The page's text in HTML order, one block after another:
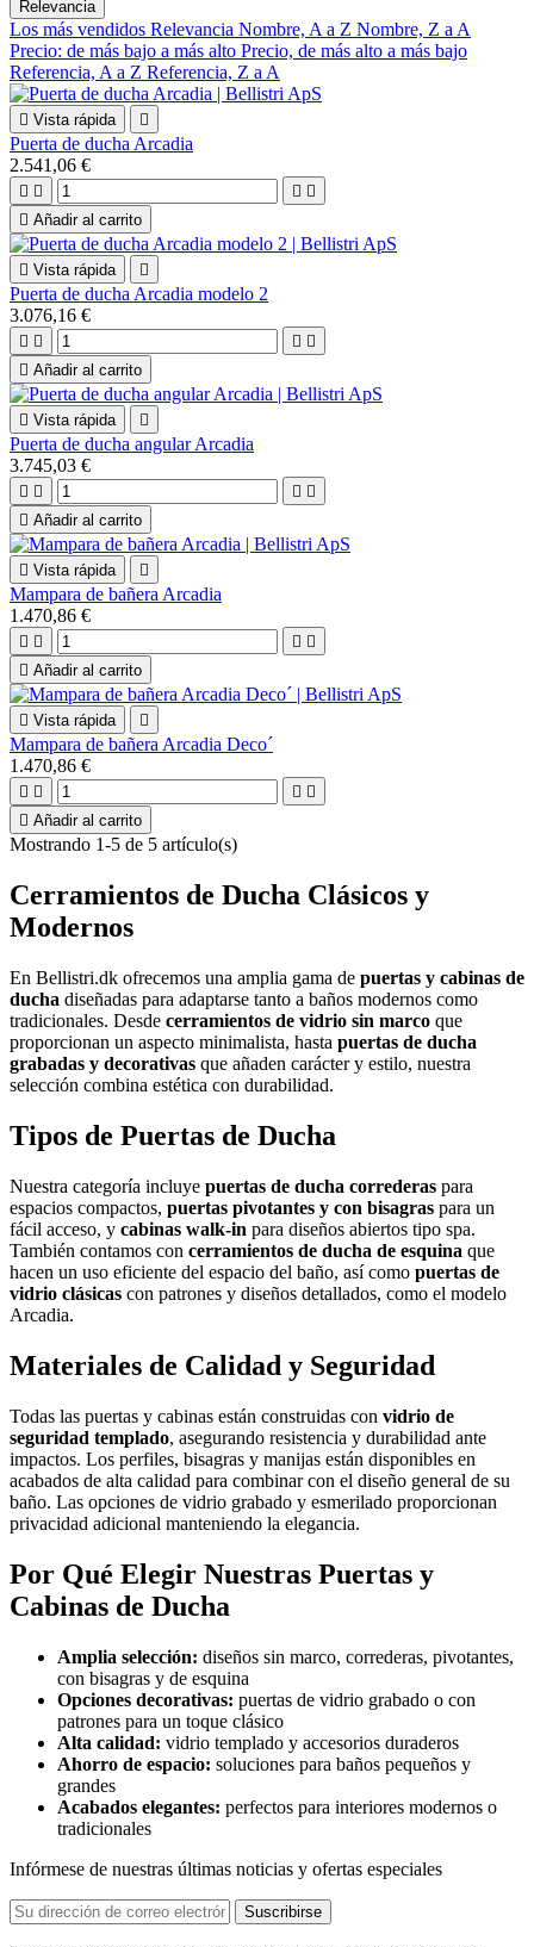
Relevancia
Los más vendidos Relevancia Nombre, A a Z Nombre, Z a A
Precio: de más bajo a más alto Precio, de más alto a más bajo
Referencia, A a Z Referencia, Z a A
 Vista rápida 
Puerta de ducha Arcadia
2.541,06 €
   
 Añadir al carrito
 Vista rápida 
Puerta de ducha Arcadia modelo 2
3.076,16 €
   
 Añadir al carrito
 Vista rápida 
Puerta de ducha angular Arcadia
3.745,03 €
   
 Añadir al carrito
 Vista rápida 
Mampara de bañera Arcadia
1.470,86 €
   
 Añadir al carrito
 Vista rápida 
Mampara de bañera Arcadia Deco´
1.470,86 €
   
 Añadir al carrito
Mostrando 1-5 de 5 artículo(s)
Cerramientos de Ducha Clásicos y
Modernos
En Bellistri.dk ofrecemos una amplia gama de puertas y cabinas de
ducha diseñadas para adaptarse tanto a baños modernos como
tradicionales. Desde cerramientos de vidrio sin marco que
proporcionan un aspecto minimalista, hasta puertas de ducha
grabadas y decorativas que añaden carácter y estilo, nuestra
selección combina estética con durabilidad.
Tipos de Puertas de Ducha
Nuestra categoría incluye puertas de ducha correderas para
espacios compactos, puertas pivotantes y con bisagras para un
fácil acceso, y cabinas walk-in para diseños abiertos tipo spa.
También contamos con cerramientos de ducha de esquina que
hacen un uso eficiente del espacio del baño, así como puertas de
vidrio clásicas con patrones y diseños detallados, como el modelo
Arcadia.
Materiales de Calidad y Seguridad
Todas las puertas y cabinas están construidas con vidrio de
seguridad templado, asegurando resistencia y durabilidad ante
impactos. Los perfiles, bisagras y manijas están disponibles en
acabados de alta calidad para combinar con el diseño general de su
baño. Las opciones de vidrio grabado y esmerilado proporcionan
privacidad adicional manteniendo la elegancia.
Por Qué Elegir Nuestras Puertas y
Cabinas de Ducha
Amplia selección: diseños sin marco, correderas, pivotantes,
con bisagras y de esquina
Opciones decorativas: puertas de vidrio grabado o con
patrones para un toque clásico
Alta calidad: vidrio templado y accesorios duraderos
Ahorro de espacio: soluciones para baños pequeños y
grandes
Acabados elegantes: perfectos para interiores modernos o
tradicionales
Infórmese de nuestras últimas noticias y ofertas especiales